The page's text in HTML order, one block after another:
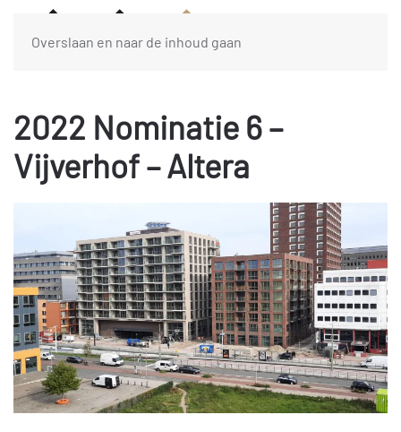
Overslaan en naar de inhoud gaan
2022 Nominatie 6 –
Vijverhof – Altera